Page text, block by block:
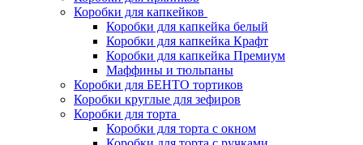
Коробки для капкейков
Коробки для капкейка белый
Коробки для капкейка Крафт
Коробки для капкейка Премиум
Маффины и тюльпаны
Коробки для БЕНТО тортиков
Коробки круглые для зефиров
Коробки для торта
Коробки для торта с окном